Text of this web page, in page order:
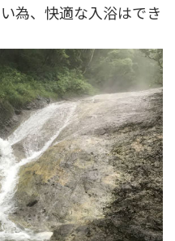
為、快適な入浴はでき